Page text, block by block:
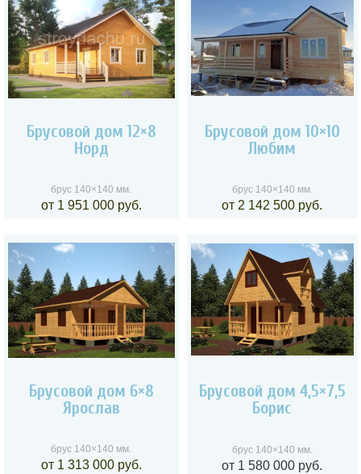
Брусовой дом 12×8
Норд
Брусовой дом 10×10
Любим
брус 140×140 мм.
от 1 951 000 руб.
брус 140×140 мм.
от 2 142 500 руб.
Брусовой дом 6×8
Ярослав
Брусовой дом 4,5×7,5
Борис
брус 140×140 мм.
от 1 313 000 руб.
брус 140×140 мм.
от 1 580 000 руб.